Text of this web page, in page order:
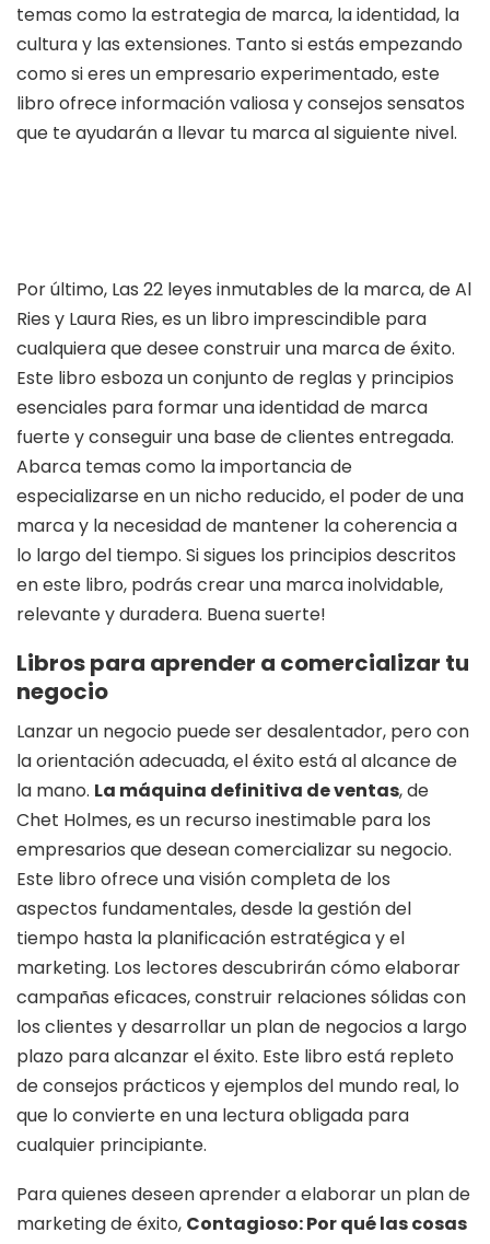
temas como la estrategia de marca, la identidad, la
cultura y las extensiones. Tanto si estás empezando
como si eres un empresario experimentado, este
libro ofrece información valiosa y consejos sensatos
que te ayudarán a llevar tu marca al siguiente nivel.
Por último, Las 22 leyes inmutables de la marca, de Al
Ries y Laura Ries, es un libro imprescindible para
cualquiera que desee construir una marca de éxito.
Este libro esboza un conjunto de reglas y principios
esenciales para formar una identidad de marca
fuerte y conseguir una base de clientes entregada.
Abarca temas como la importancia de
especializarse en un nicho reducido, el poder de una
marca y la necesidad de mantener la coherencia a
lo largo del tiempo. Si sigues los principios descritos
en este libro, podrás crear una marca inolvidable,
relevante y duradera. Buena suerte!
Libros para aprender a comercializar tu
negocio
Lanzar un negocio puede ser desalentador, pero con
la orientación adecuada, el éxito está al alcance de
la mano. La máquina definitiva de ventas, de
Chet Holmes, es un recurso inestimable para los
empresarios que desean comercializar su negocio.
Este libro ofrece una visión completa de los
aspectos fundamentales, desde la gestión del
tiempo hasta la planificación estratégica y el
marketing. Los lectores descubrirán cómo elaborar
campañas eficaces, construir relaciones sólidas con
los clientes y desarrollar un plan de negocios a largo
plazo para alcanzar el éxito. Este libro está repleto
de consejos prácticos y ejemplos del mundo real, lo
que lo convierte en una lectura obligada para
cualquier principiante.
Para quienes deseen aprender a elaborar un plan de
marketing de éxito, Contagioso: Por qué las cosas